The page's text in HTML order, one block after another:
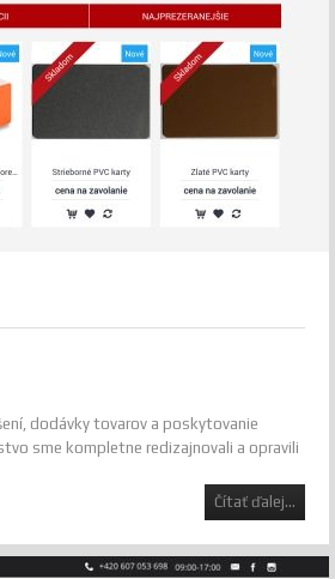
dodávky tovarov a poskytovanie
sme kompletne redizajnovali a opravili
Čítať ďalej...